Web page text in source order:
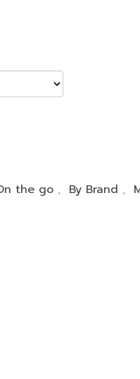
the go , By Brand ,